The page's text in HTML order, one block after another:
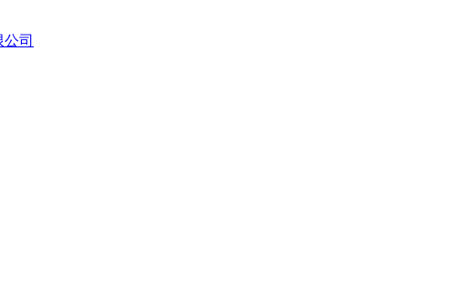
司